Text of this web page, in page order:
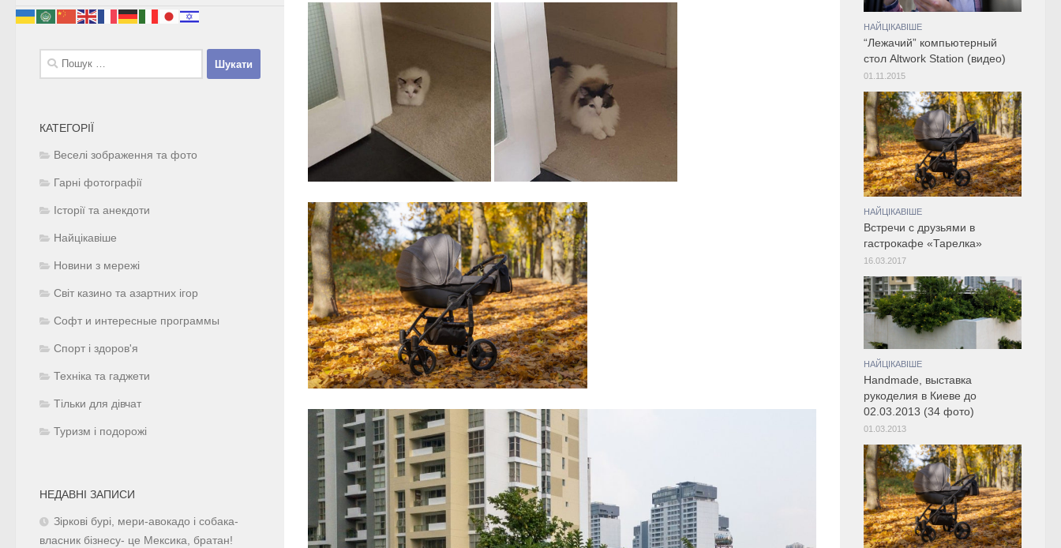
Пошук:
КАТЕГОРІЇ
Веселі зображення та фото
Гарні фотографії
Історії та анекдоти
Найцікавіше
Новини з мережі
Світ казино та азартних ігор
Софт и интересные программы
Спорт і здоров'я
Техніка та гаджети
Тільки для дівчат
Туризм і подорожі
НЕДАВНІ ЗАПИСИ
Зіркові бурі, мери-авокадо і собака-
власник бізнесу- це Мексика, братан!
НАЙЦІКАВІШЕ
“Лежачий” компьютерный
стол Altwork Station (видео)
01.11.2015
НАЙЦІКАВІШЕ
Встречи с друзьями в
гастрокафе «Тарелка»
16.03.2017
НАЙЦІКАВІШЕ
Handmade, выставка
рукоделия в Киеве до
02.03.2013 (34 фото)
01.03.2013